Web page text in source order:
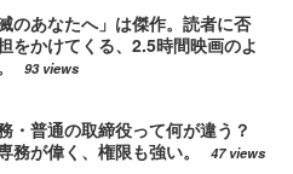
のあなたへ」は傑作。読者に否
をかけてくる、2.5時間映画のよ
93 views
・普通の取締役って何が違う？
務が偉く、権限も強い。
47 views